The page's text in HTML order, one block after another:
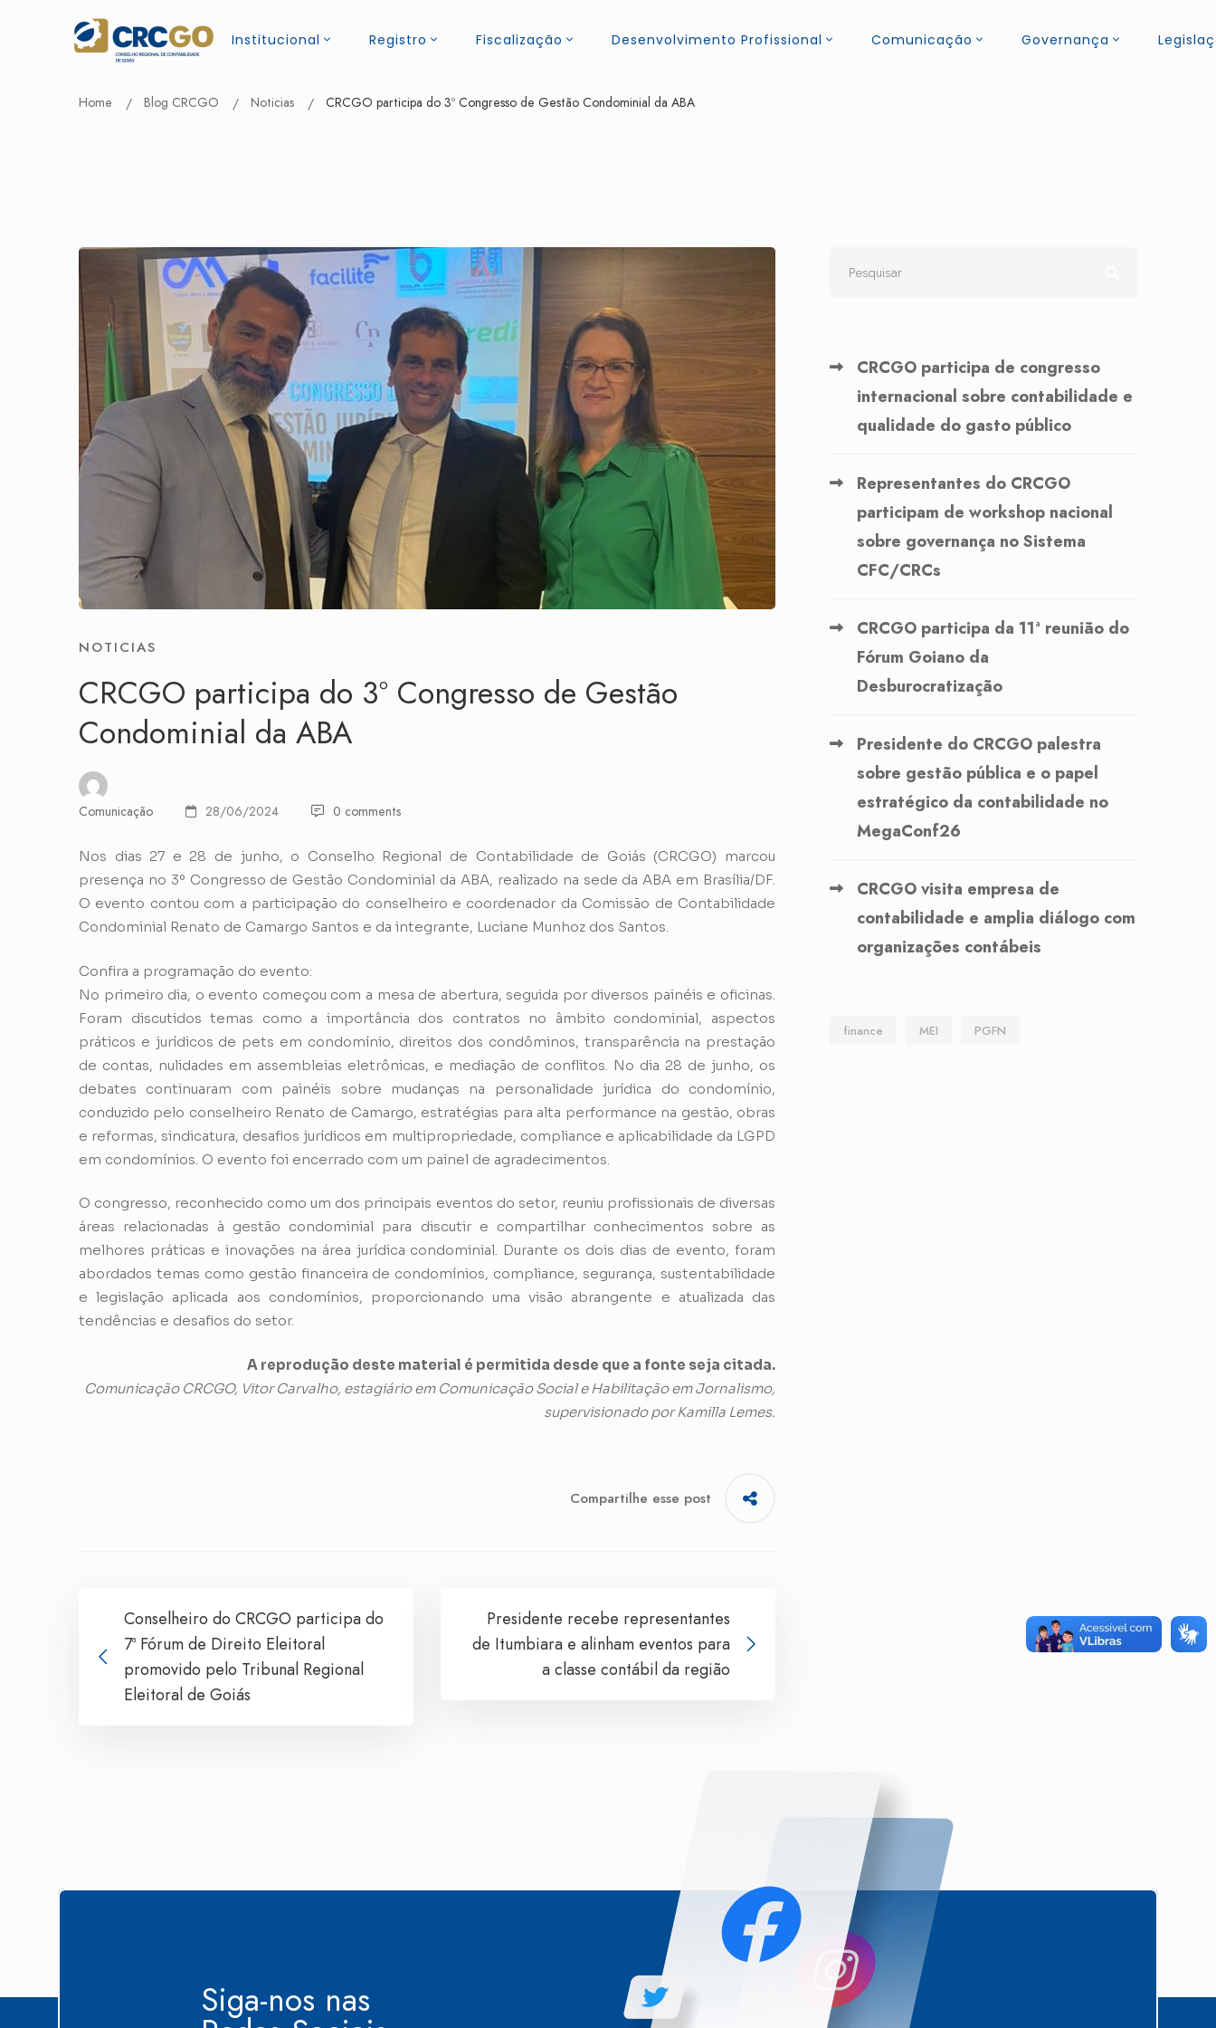
Institucional Registro Fiscalização Desenvolvimento Profissional Comunicação Governança
Home Blog CRCGO Noticias CRCGO participa do 3º Congresso de Gestão Condominial da ABA
NOTICIAS
CRCGO participa do 3º Congresso de Gestão
Condominial da ABA
Comunicação 28/06/2024 0 comments
Nos dias 27 e 28 de junho, o Conselho Regional de Contabilidade de Goiás (CRCGO) marcou
presença no 3º Congresso de Gestão Condominial da ABA, realizado na sede da ABA em Brasília/DF.
O evento contou com a participação do conselheiro e coordenador da Comissão de Contabilidade
Condominial Renato de Camargo Santos e da integrante, Luciane Munhoz dos Santos.
Confira a programação do evento:
No primeiro dia, o evento começou com a mesa de abertura, seguida por diversos painéis e oficinas.
Foram discutidos temas como a importância dos contratos no âmbito condominial, aspectos
práticos e jurídicos de pets em condomínio, direitos dos condôminos, transparência na prestação
de contas, nulidades em assembleias eletrônicas, e mediação de conflitos. No dia 28 de junho, os
debates continuaram com painéis sobre mudanças na personalidade jurídica do condomínio,
conduzido pelo conselheiro Renato de Camargo, estratégias para alta performance na gestão, obras
e reformas, sindicatura, desafios jurídicos em multipropriedade, compliance e aplicabilidade da LGPD
em condomínios. O evento foi encerrado com um painel de agradecimentos.
O congresso, reconhecido como um dos principais eventos do setor, reuniu profissionais de diversas
áreas relacionadas à gestão condominial para discutir e compartilhar conhecimentos sobre as
melhores práticas e inovações na área jurídica condominial. Durante os dois dias de evento, foram
abordados temas como gestão financeira de condomínios, compliance, segurança, sustentabilidade
e legislação aplicada aos condomínios, proporcionando uma visão abrangente e atualizada das
tendências e desafios do setor.
A reprodução deste material é permitida desde que a fonte seja citada.
Comunicação CRCGO, Vitor Carvalho, estagiário em Comunicação Social e Habilitação em Jornalismo,
supervisionado por Kamilla Lemes.
Compartilhe esse post
Conselheiro do CRCGO participa do
7ª Fórum de Direito Eleitoral
promovido pelo Tribunal Regional
Eleitoral de Goiás
Presidente recebe representantes
de Itumbiara e alinham eventos para
a classe contábil da região
CRCGO participa de congresso
internacional sobre contabilidade e
qualidade do gasto público
Representantes do CRCGO
participam de workshop nacional
sobre governança no Sistema
CFC/CRCs
CRCGO participa da 11ª reunião do
Fórum Goiano da
Desburocratização
Presidente do CRCGO palestra
sobre gestão pública e o papel
estratégico da contabilidade no
MegaConf26
CRCGO visita empresa de
contabilidade e amplia diálogo com
organizações contábeis
finance MEI PGFN
Siga-nos nas